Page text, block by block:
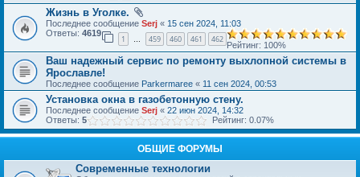
Жизнь в Уголке.
Последнее сообщение Serj « 15 сен 2024, 11:03
Ответы: 4619
1 … 459 460 461 462
Рейтинг: 100%
Ваш надежный сервис по ремонту выхлопной системы в
Ярославле!
Последнее сообщение Parkermaree « 11 сен 2024, 00:53
Установка окна в газобетонную стену.
Последнее сообщение Serj « 22 июн 2024, 14:32
Ответы: 5 Рейтинг: 0.07%
ОБЩИЕ ФОРУМЫ
Современные технологии